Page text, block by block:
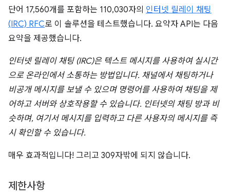
단어 17,560개를 포함하는 110,030자의 인터넷 릴레이 채팅
(IRC) RFC로 이 솔루션을 테스트했습니다. 요약자 API는 다음
요약을 제공했습니다.
인터넷 릴레이 채팅 (IRC)은 텍스트 메시지를 사용하여 실시간
으로 온라인에서 소통하는 방법입니다. 채널에서 채팅하거나
비공개 메시지를 보낼 수 있으며 명령어를 사용하여 채팅을 제
어하고 서버와 상호작용할 수 있습니다. 인터넷의 채팅 방과 비
슷하며, 여기서 메시지를 입력하고 다른 사용자의 메시지를 즉
시 확인할 수 있습니다.
매우 효과적입니다! 그리고 309자밖에 되지 않습니다.
제한사항